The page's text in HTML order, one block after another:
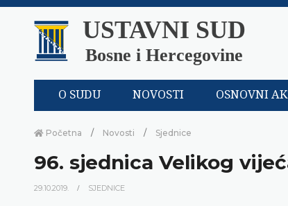
USTAVNI SUD
Bosne i Hercegovine
O SUDU NOVOSTI OSNOVNI
Početna Novosti Sjednice
96. sjednica Velikog
29.10.2019. SJEDNICE